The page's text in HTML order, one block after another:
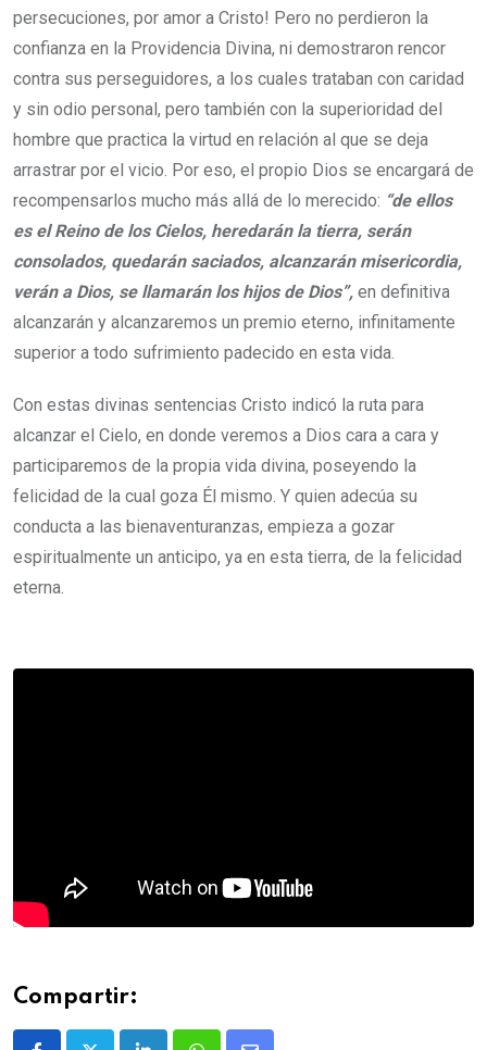
persecuciones, por amor a Cristo! Pero no perdieron la
confianza en la Providencia Divina, ni demostraron rencor
contra sus perseguidores, a los cuales trataban con caridad
y sin odio personal, pero también con la superioridad del
hombre que practica la virtud en relación al que se deja
arrastrar por el vicio. Por eso, el propio Dios se encargará de
recompensarlos mucho más allá de lo merecido: “de ellos
es el Reino de los Cielos, heredarán la tierra, serán
consolados, quedarán saciados, alcanzarán misericordia,
verán a Dios, se llamarán los hijos de Dios”, en definitiva
alcanzarán y alcanzaremos un premio eterno, infinitamente
superior a todo sufrimiento padecido en esta vida.
Con estas divinas sentencias Cristo indicó la ruta para
alcanzar el Cielo, en donde veremos a Dios cara a cara y
participaremos de la propia vida divina, poseyendo la
felicidad de la cual goza Él mismo. Y quien adecúa su
conducta a las bienaventuranzas, empieza a gozar
espiritualmente un anticipo, ya en esta tierra, de la felicidad
eterna.
Compartir: